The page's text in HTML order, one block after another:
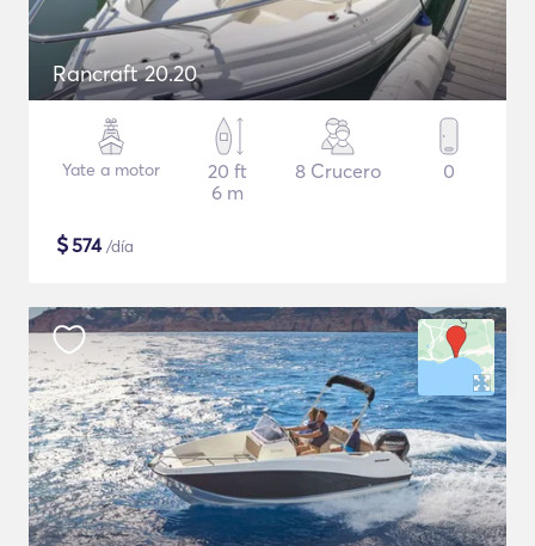
Rancraft 20.20
Yate a motor
20 ft
6 m
8 Crucero 0
$574/día